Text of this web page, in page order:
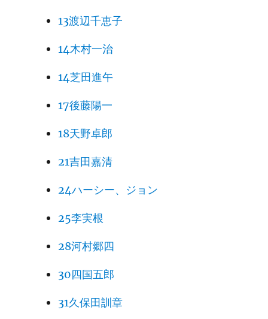
13渡辺千恵子
14木村一治
14芝田進午
17後藤陽一
18天野卓郎
21吉田嘉清
24ハーシー、ジョン
25李実根
28河村郷四
30四国五郎
31久保田訓章